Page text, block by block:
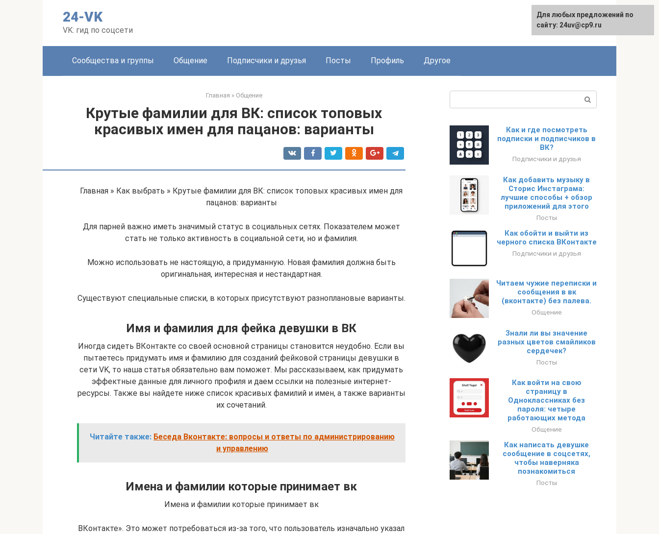
24-VK
VK: гид по соцсети
Сообщества и группы Общение Подписчики и друзья Посты Профиль Другое
Главная » Общение
Крутые фамилии для ВК: список топовых
красивых имен для пацанов: варианты
Главная » Как выбрать » Крутые фамилии для ВК: список топовых красивых имен для
пацанов: варианты
Для парней важно иметь значимый статус в социальных сетях. Показателем может
стать не только активность в социальной сети, но и фамилия.
Можно использовать не настоящую, а придуманную. Новая фамилия должна быть
оригинальная, интересная и нестандартная.
Существуют специальные списки, в которых присутствуют разноплановые варианты.
Имя и фамилия для фейка девушки в ВК
Иногда сидеть ВКонтакте со своей основной страницы становится неудобно. Если вы
пытаетесь придумать имя и фамилию для созданий фейковой страницы девушки в
сети VK, то наша статья обязательно вам поможет. Мы рассказываем, как придумать
эффектные данные для личного профиля и даем ссылки на полезные интернет-
ресурсы. Также вы найдете ниже список красивых фамилий и имен, а также варианты
их сочетаний.
Читайте также: Беседа Вконтакте: вопросы и ответы по администрированию
и управлению
Имена и фамилии которые принимает вк
Имена и фамилии которые принимает вк
ВКонтакте». Это может потребоваться из-за того, что пользователь изначально указал
Как и где посмотреть
подписки и подписчиков в
ВК?
Подписчики и друзья
Как добавить музыку в
Сторис Инстаграма:
лучшие способы + обзор
приложений для этого
Посты
Как обойти и выйти из
черного списка ВКонтакте
Подписчики и друзья
Читаем чужие переписки и
сообщения в вк
(вконтакте) без палева.
Общение
Знали ли вы значение
разных цветов смайликов
сердечек?
Посты
Как войти на свою
страницу в
Одноклассниках без
пароля: четыре
работающих метода
Общение
Как написать девушке
сообщение в соцсетях,
чтобы наверняка
познакомиться
Посты
Для любых предложений по
сайту: 24uv@cp9.ru